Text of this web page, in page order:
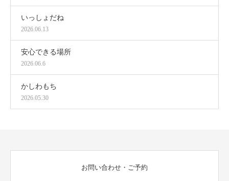
いっしょだね
2026.06.13
安心できる場所
2026.06.6
かしわもち
2026.05.30
お問い合わせ・ご予約